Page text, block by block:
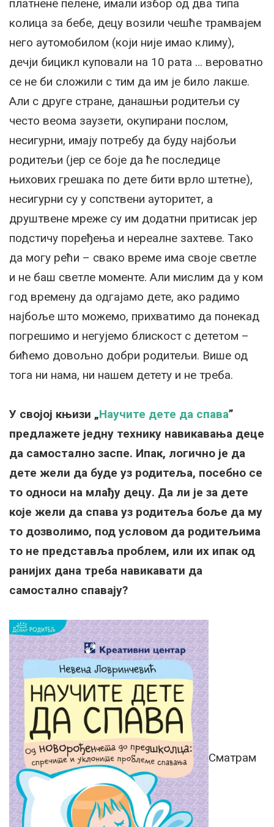
платнене пелене, имали избор од два типа
колица за бебе, децу возили чешће трамвајем
него аутомобилом (који није имао климу),
дечји бицикл куповали на 10 рата … вероватно
се не би сложили с тим да им је било лакше.
Али с друге стране, данашњи родитељи су
често веома заузети, окупирани послом,
несигурни, имају потребу да буду најбољи
родитељи (јер се боје да ће последице
њихових грешака по дете бити врло штетне),
несигурни су у сопствени ауторитет, а
друштвене мреже су им додатни притисак јер
подстичу поређења и нереалне захтеве. Тако
да могу рећи – свако време има своје светле
и не баш светле моменте. Али мислим да у ком
год времену да одгајамо дете, ако радимо
најбоље што можемо, прихватимо да понекад
погрешимо и негујемо блискост с дететом –
бићемо довољно добри родитељи. Више од
тога ни нама, ни нашем детету и не треба.
У својој књизи „Научите дете да спава”
предлажете једну технику навикавања деце
да самостално заспе. Ипак, логично је да
дете жели да буде уз родитеља, посебно се
то односи на млађу децу. Да ли је за дете
које жели да спава уз родитеља боље да му
то дозволимо, под условом да родитељима
то не представља проблем, или их ипак од
ранијих дана треба навикавати да
самостално спавају?
Сматрам